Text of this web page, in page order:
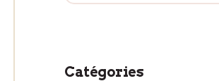
Catégories